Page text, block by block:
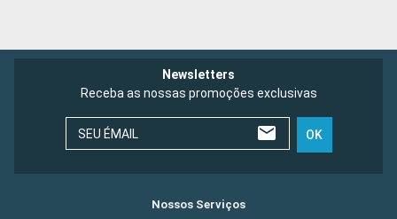
Newsletters
Receba as nossas promoções exclusivas
SEU ÉMAIL OK
Nossos Serviços